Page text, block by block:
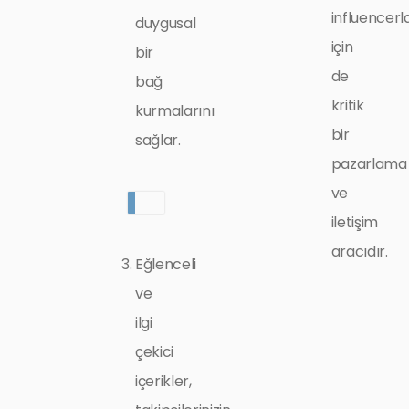
duygusal
bir
bağ
kurmalarını
sağlar.
Eğlenceli
ve
ilgi
çekici
içerikler,
için
de
kritik
bir
pazarlama
ve
iletişim
aracıdır.